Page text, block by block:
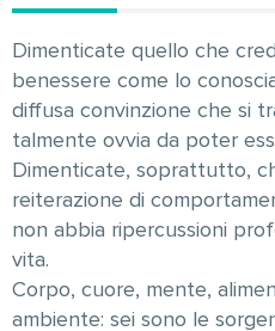
Dimenticate quello che
benessere come lo
diffusa convinzione che si
talmente ovvia da poter
Dimenticate, soprattutto,
reiterazione di
non abbia ripercussioni
vita.
Corpo, cuore, mente,
ambiente: sei sono le